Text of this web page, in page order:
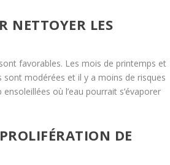
NETTOYER LES
favorables. Les mois de printemps et
modérées et il y a moins de risques
où l’eau pourrait s’évaporer
DE